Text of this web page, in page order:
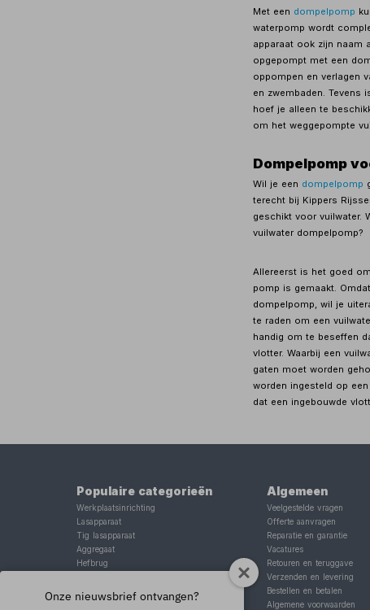
Met een dompelpomp
waterpomp wordt
apparaat ook zijn naam
opgepompt met een
oppompen en verlagen
en zwembaden. Tevens
hoef je alleen te
om het weggepompte
Dompelpomp
Wil je een dompelpomp
terecht bij Kippers
geschikt voor vuilwater.
vuilwater dompelpomp?
Allereerst is het goed
pomp is gemaakt.
dompelpomp, wil je
te raden om een
handig om te beseffen
vlotter. Waarbij een
gaten moet worden
worden ingesteld op
dat een ingebouwde
Populaire categorieën
Werkplaatsinrichting
Lasapparaat
Tig lasapparaat
Aggregaat
Hefbrug
Schaarlift
Algemeen
Veelgestelde vragen
Offerte aanvragen
Reparatie en garantie
Vacatures
Retouren en teruggave
Verzenden en levering
Bestellen en betalen
Algemene voorwaarden
Onze nieuwsbrief ontvangen?